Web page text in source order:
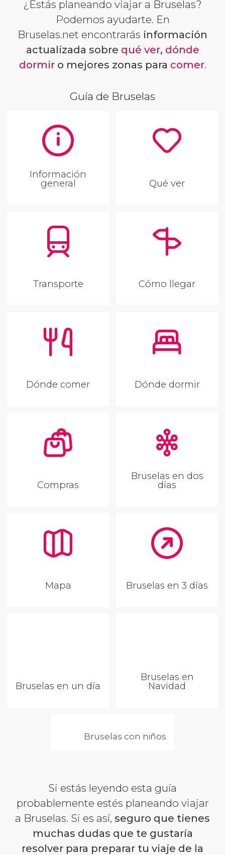
¿Estás planeando viajar a Bruselas?
Podemos ayudarte. En
Bruselas.net encontrarás información
actualizada sobre qué ver, dónde
dormiro mejores zonas para comer.
Guía de Bruselas
Información
general Qué ver
Transporte Cómo llegar
Dónde comer Dónde dormir
Compras
Bruselas en dos
días
Mapa Bruselas en 3 días
Bruselas en un día
Bruselas en
Navidad
Bruselas con niños
Si estás leyendo esta guía
probablemente estés planeando viajar
a Bruselas. Si es así, seguro que tienes
muchas dudas que te gustaría
resolver para preparar tu viaje de la